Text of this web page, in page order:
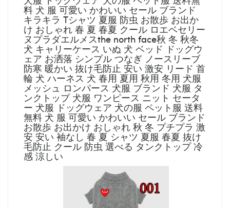
料 犬 服 可愛い かわいい セール ブランド
キラキラ Tシャツ 夏服 防虫 お散歩 お出か
け おしゃれ 春 夏 春夏 クール ロエベセリー
ヌプラダエルメスthe north face秋 冬 秋冬
犬 キャリーケース いぬ 犬 ベッド ドッグウ
ェア お洒落 シンプル つなぎ ノースリーブ
防寒 暖かい 抜け毛防止 安い 激安 リード 首
輪 犬 ハーネス 犬 春用 夏用 秋用 冬用 犬服
メッシュ ロンパース 犬服 ブランド 犬服 タ
ンクトップ 犬服 ワンピース ニット セータ
ー 犬服 ドッグウェア 犬の服 ペット服 送料
無料 犬 服 可愛い かわいい セール ブランド
お散歩 お出かけ おしゃれ 秋 冬 プチプラ 激
安 安い 袖なし 春 夏 シャツ 夏服 春夏 抜け
毛防止 クール 防虫 選べる タンクトップ 冷
感 涼しい